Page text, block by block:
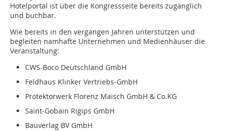
Hotelportal ist über die Kongressseite bereits zugänglich
und buchbar.
Wie bereits in den vergangen Jahren unterstützen und
begleiten namhafte Unternehmen und Medienhäuser die
Veranstaltung:
CWS-Boco Deutschland GmbH
Feldhaus Klinker Vertriebs-GmbH
Protektorwerk Florenz Maisch GmbH & Co.KG
Saint-Gobain Rigips GmbH
Bauverlag BV GmbH